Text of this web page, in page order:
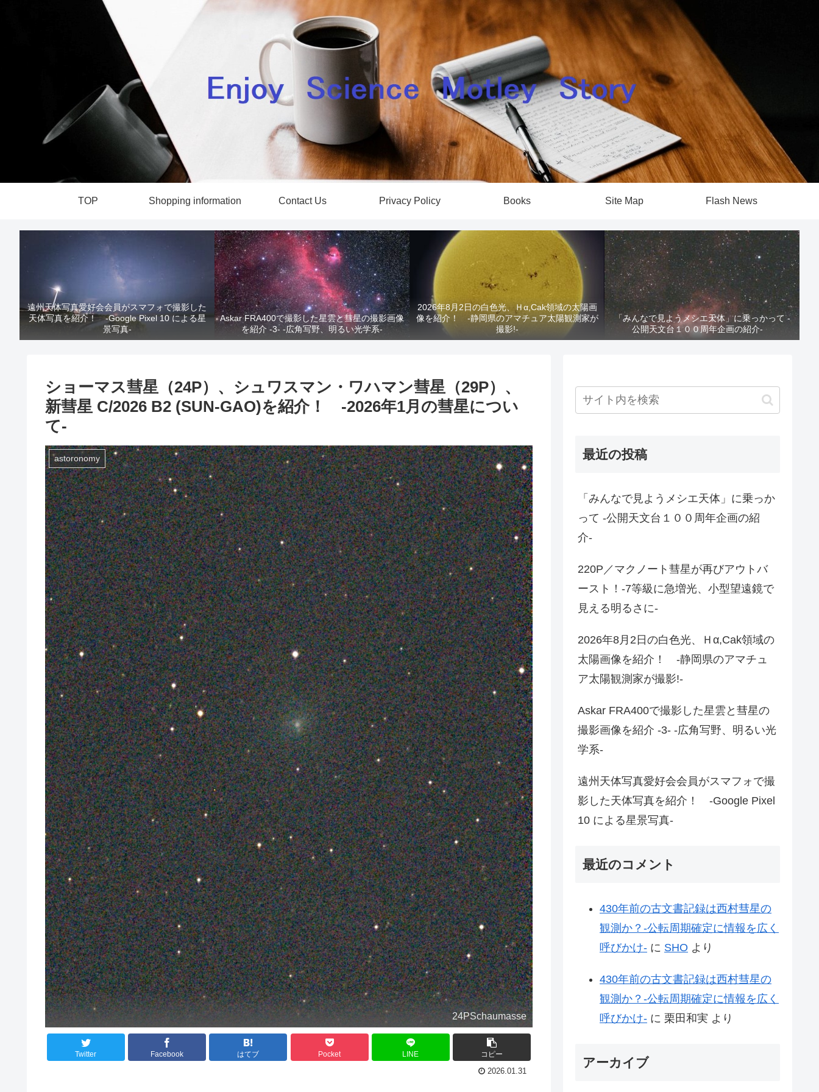
TOP Shopping information Contact Us Privacy Policy Books Site Map Flash News
遠州天体写真愛好会会員がスマフォで撮影した
天体写真を紹介！ -Google Pixel 10 による星
景写真-
Askar FRA400で撮影した星雲と彗星の撮影画像
を紹介 -3- -広角写野、明るい光学系-
2026年8月2日の白色光、Ｈα,Cak領域の太陽画
像を紹介！ -静岡県のアマチュア太陽観測家が
撮影!-
「みんなで見ようメシエ天体」に乗っかって -
公開天文台１００周年企画の紹介-
ショーマス彗星（24P）、シュワスマン・ワハマン彗星（29P）、
新彗星 C/2026 B2 (SUN-GAO)を紹介！ -2026年1月の彗星につい
て-
astoronomy
24PSchaumasse
Twitter Facebook はてブ Pocket LINE コピー
2026.01.31
最近の投稿
「みんなで見ようメシエ天体」に乗っか
って -公開天文台１００周年企画の紹
介-
220P／マクノート彗星が再びアウトバ
ースト！-7等級に急増光、小型望遠鏡で
見える明るさに-
2026年8月2日の白色光、Ｈα,Cak領域の
太陽画像を紹介！ -静岡県のアマチュ
ア太陽観測家が撮影!-
Askar FRA400で撮影した星雲と彗星の
撮影画像を紹介 -3- -広角写野、明るい光
学系-
遠州天体写真愛好会会員がスマフォで撮
影した天体写真を紹介！ -Google Pixel
10 による星景写真-
最近のコメント
430年前の古文書記録は西村彗星の
観測か？-公転周期確定に情報を広く
呼びかけ- に SHO より
430年前の古文書記録は西村彗星の
観測か？-公転周期確定に情報を広く
呼びかけ- に 栗田和実 より
アーカイブ